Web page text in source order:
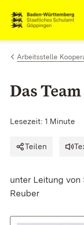
Zum Inhalt
Link zur Startseite
Arbeitsstelle
Das
Lesezeit: 1 Minute
Teilen
unter Leitung von
Reuber